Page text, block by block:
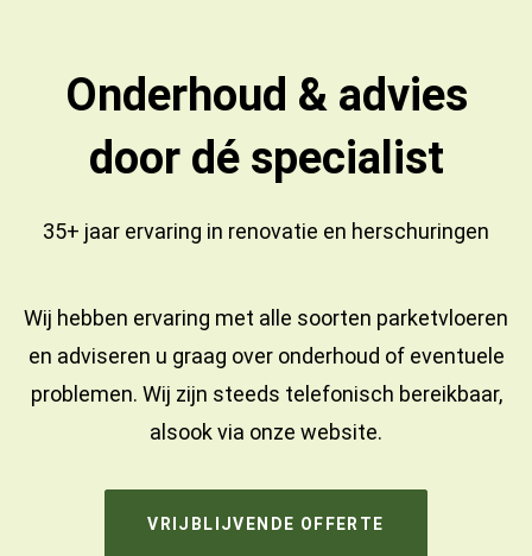
Onderhoud & advies
door dé specialist
35+ jaar ervaring in renovatie en herschuringen
Wij hebben ervaring met alle soorten parketvloeren
en adviseren u graag over onderhoud of eventuele
problemen. Wij zijn steeds telefonisch bereikbaar,
alsook via onze website.
VRIJBLIJVENDE OFFERTE